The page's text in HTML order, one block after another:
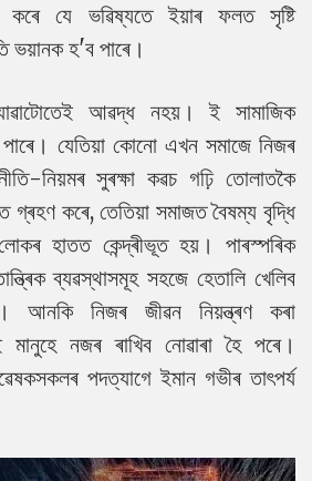
কৰে যে ভৱিষ্যতে ইয়াৰ ফলত সৃষ্টি
ভয়ানক হ'ব পাৰে।
আৱদ্ধ নহয়। ই সামাজিক
যেতিয়া কোনো এখন সমাজে নিজৰ
নিয়মৰ সুৰক্ষা কৱচ গঢ়ি তোলাতকৈ
কৰে, তেতিয়া সমাজত বৈষম্য বৃদ্ধি
হাতত কেন্দ্ৰীভূত হয়। পাৰস্পৰিক
ব্যৱস্থাসমূহ সহজে হেতালি খেলিব
আনকি নিজৰ জীৱন নিয়ন্ত্ৰণ কৰা
নজৰ ৰাখিব নোৱাৰা হৈ পৰে।
পদত্যাগে ইমান গভীৰ তাৎপৰ্য